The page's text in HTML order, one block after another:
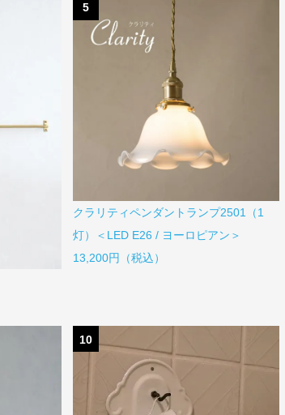
5
クラリティペンダントランプ2501（1
灯）＜LED E26 / ヨーロピアン＞
13,200円（税込）
10